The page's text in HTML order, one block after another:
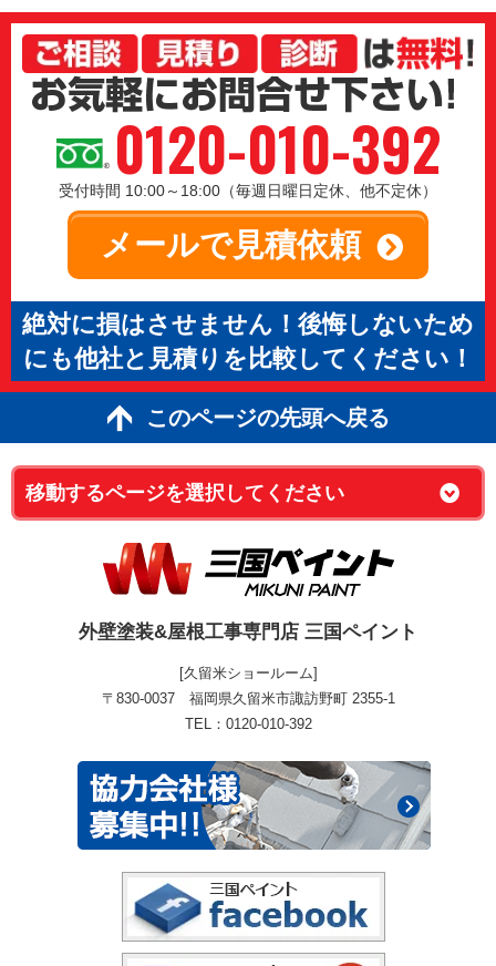
0120-010-392
受付時間 10:00～18:00（毎週日曜日定休、他不定休）
メールで見積依頼
絶対に損はさせません！後悔しないため
にも他社と見積りを比較してください！
このページの先頭へ戻る
外壁塗装&屋根工事専門店 三国ペイント
[久留米ショールーム]
〒830-0037 福岡県久留米市諏訪野町 2355-1
TEL：0120-010-392